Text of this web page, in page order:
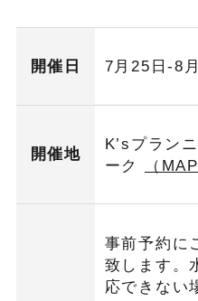
開催日 7月25日-8
開催地
K’sプラン
ーク
（MAP
事前予約に
致します。
応できない